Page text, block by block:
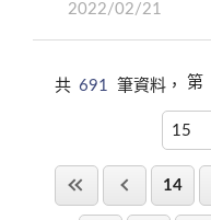
2022/02/21
共 691 筆資料， 第
14